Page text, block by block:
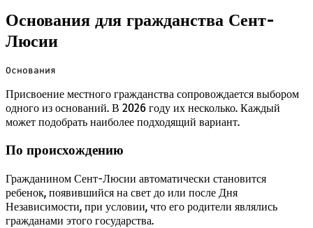
Основания для гражданства Сент-
Люсии
Основания
Присвоение местного гражданства сопровождается выбором
одного из оснований. В 2026 году их несколько. Каждый
может подобрать наиболее подходящий вариант.
По происхождению
Гражданином Сент-Люсии автоматически становится
ребенок, появившийся на свет до или после Дня
Независимости, при условии, что его родители являлись
гражданами этого государства.